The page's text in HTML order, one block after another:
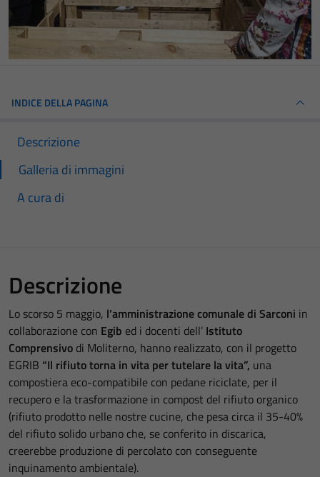
INDICE DELLA PAGINA
Descrizione
Galleria di immagini
A cura di
Descrizione
Lo scorso 5 maggio, l’amministrazione comunale di Sarconi in
collaborazione con Egib ed i docenti dell’ Istituto
Comprensivo di Moliterno, hanno realizzato, con il progetto
EGRIB “Il rifiuto torna in vita per tutelare la vita”, una
compostiera eco-compatibile con pedane riciclate, per il
recupero e la trasformazione in compost del rifiuto organico
(rifiuto prodotto nelle nostre cucine, che pesa circa il 35-40%
del rifiuto solido urbano che, se conferito in discarica,
creerebbe produzione di percolato con conseguente
inquinamento ambientale).